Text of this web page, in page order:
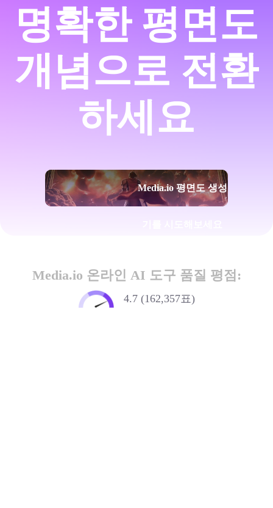
명확한 평면도
개념으로 전환
하세요
Media.io 평면도 생성
Media.io 온라인 AI 도구 품질 평점:
4.7 (162,357표)